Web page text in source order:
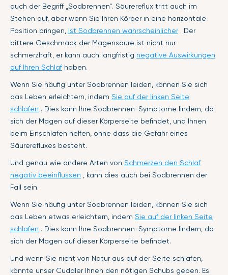
auch der Begriff „Sodbrennen“. Säurereflux tritt auch im
Stehen auf, aber wenn Sie Ihren Körper in eine horizontale
Position bringen, ist Sodbrennen wahrscheinlicher. Der
bittere Geschmack der Magensäure ist nicht nur
schmerzhaft, er kann auch langfristig negative Auswirkungen
auf Ihren Schlaf haben.
Wenn Sie häufig unter Sodbrennen leiden, können Sie sich
das Leben erleichtern, indem Sie auf der linken Seite
schlafen . Dies kann Ihre Sodbrennen-Symptome lindern, da
sich der Magen auf dieser Körperseite befindet, und Ihnen
beim Einschlafen helfen, ohne dass die Gefahr eines
Säurerefluxes besteht.
Und genau wie andere Arten von Schmerzen den Schlaf
negativ beeinflussen , kann dies auch bei Sodbrennen der
Fall sein.
Wenn Sie häufig unter Sodbrennen leiden, können Sie sich
das Leben etwas erleichtern, indem Sie auf der linken Seite
schlafen . Dies kann Ihre Sodbrennen-Symptome lindern, da
sich der Magen auf dieser Körperseite befindet.
Und wenn Sie nicht von Natur aus auf der Seite schlafen,
könnte unser Cuddler Ihnen den nötigen Schubs geben. Es